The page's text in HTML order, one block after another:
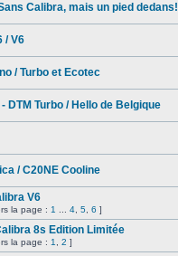
Calibra, mais un pied dedans!
/ V6
/ Turbo et Ecotec
DTM Turbo / Hello de Belgique
/ C20NE Cooline
V6
la page : 1 4 5 6 ]
8s Edition Limitée
la page : 1 2 ]